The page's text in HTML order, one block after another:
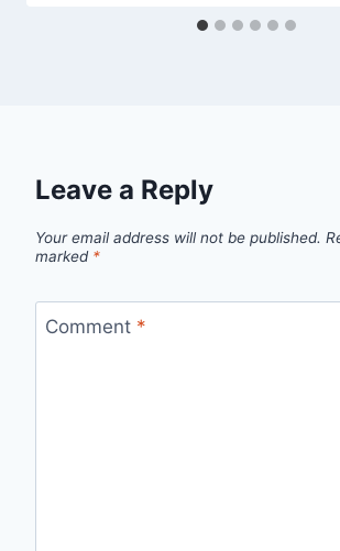
Leave a Reply
Your email address will not be published.
marked *
Comment *